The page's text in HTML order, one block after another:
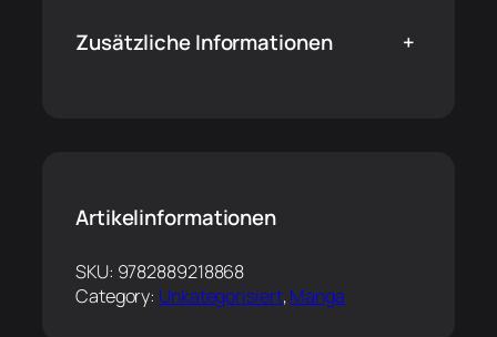
Zusätzliche Informationen +
Artikelinformationen
SKU: 9782889218868
Category: Unkategorisiert, Manga